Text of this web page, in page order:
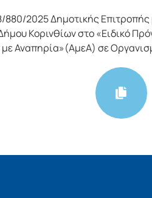
2025 Δημοτικής Επιτροπής
Κορινθίων στο «Ειδικό
Αναπηρία»(AμεΑ) σε